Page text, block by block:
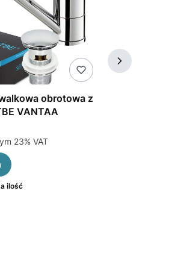
obrotowa z
VANTAA
%s VAT
23% VAT
ilość